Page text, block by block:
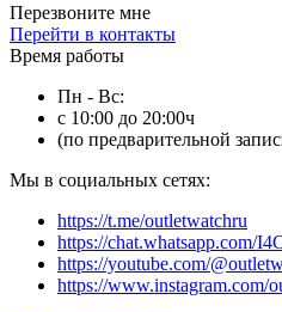
Перезвоните мне
Перейти в контакты
Время работы
Пн - Вс:
с 10:00 до 20:00ч
(по предварительной
Мы в социальных сетях:
https://t.me/outletwatchru
https://chat.whatsapp.com/
https://youtube.com/
https://www.instagram.com/